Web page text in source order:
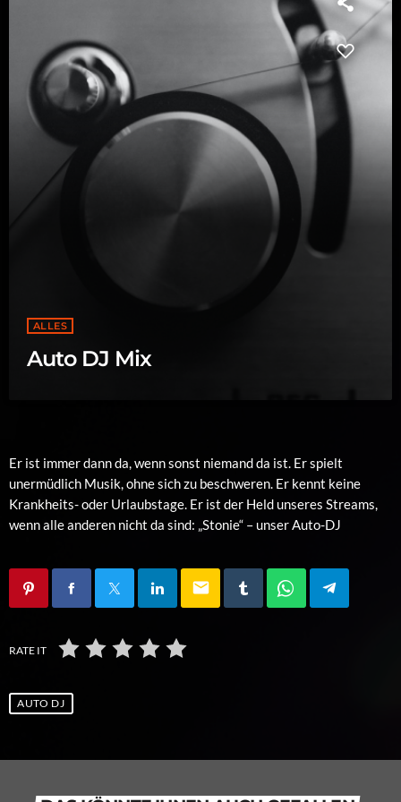
ALLES
Auto DJ Mix
Er ist immer dann da, wenn sonst niemand da ist. Er spielt
unermüdlich Musik, ohne sich zu beschweren. Er kennt keine
Krankheits- oder Urlaubstage. Er ist der Held unseres Streams,
wenn alle anderen nicht da sind: „Stonie“ – unser Auto-DJ
email
RATE IT
AUTO DJ